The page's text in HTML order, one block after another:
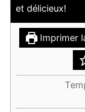
et délicieux!
Imprimer